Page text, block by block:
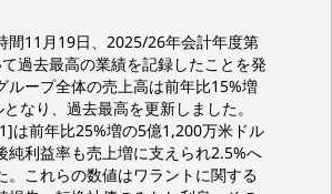
間11月19日、2025/26年会計年度第
過去最高の業績を記録したことを発
ループ全体の売上高は前年比15%増
なり、過去最高を更新しました。
は前年比25%増の5億1,200万米ドル
純利益率も売上増に支えられ2.5%へ
。これらの数値はワラントに関する